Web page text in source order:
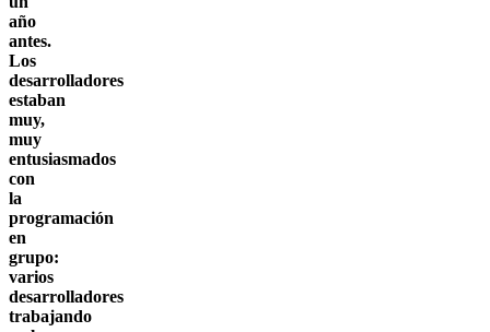
año
antes.
Los
desarrolladores
estaban
muy,
muy
entusiasmados
con
la
programación
en
grupo:
varios
desarrolladores
trabajando